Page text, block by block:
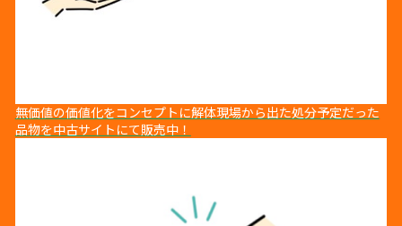
無価値の価値化をコンセプトに解体現場から出た処分予定だった
品物を中古サイトにて販売中！